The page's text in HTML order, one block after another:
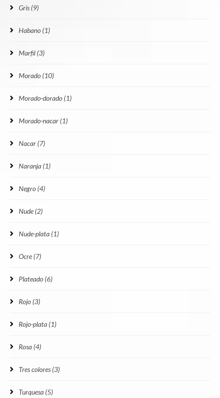
Gris (9)
Habano (1)
Marfil (3)
Morado (10)
Morado-dorado (1)
Morado-nacar (1)
Nacar (7)
Naranja (1)
Negro (4)
Nude (2)
Nude-plata (1)
Ocre (7)
Plateado (6)
Rojo (3)
Rojo-plata (1)
Rosa (4)
Tres colores (3)
Turquesa (5)